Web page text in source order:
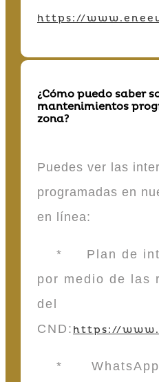
https://
¿Cómo puedo saber
mantenimientos
zona?
Puedes ver las
programadas en
en línea:
* Plan de
por medio de las
del
CND: https://
* WhatsApp